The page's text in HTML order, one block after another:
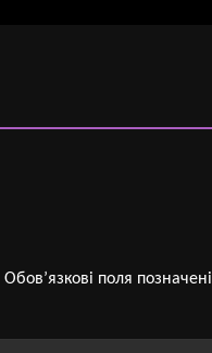
Обов’язкові поля позначені